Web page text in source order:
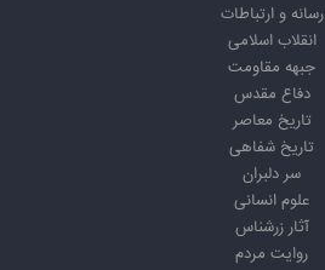
رسانه و ارتباطات
انقلاب اسلامی
جبهه مقاومت
دفاع مقدس
تاریخ معاصر
تاریخ شفاهی
سر دلبران
علوم انسانی
آثار زرشناس
روایت مردم